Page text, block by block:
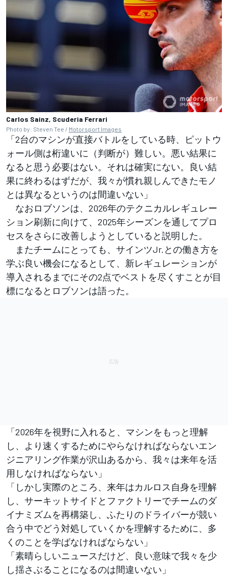
Carlos Sainz, Scuderia Ferrari
Photo by: Steven Tee / Motorsport Images
「2台のマシンが直接バトルをしている時、ピットウ
ォール側は桁違いに（判断が）難しい。悪い結果に
なると思う必要はない。それは確実にない。良い結
果に終わるはずだが、我々が慣れ親しんできたモノ
とは異なるというのは間違いない」
なおロブソンは、2026年のテクニカルレギュレー
ション刷新に向けて、2025年シーズンを通してプロ
セスをさらに改善しようとしていると説明した。
またチームにとっても、サインツJr.との働き方を
学ぶ良い機会になるとして、新レギュレーションが
導入されるまでにその2点でベストを尽くすことが目
標になるとロブソンは語った。
「2026年を視野に入れると、マシンをもっと理解
し、より速くするためにやらなければならないエン
ジニアリング作業が沢山あるから、我々は来年を活
用しなければならない」
「しかし実際のところ、来年はカルロス自身を理解
し、サーキットサイドとファクトリーでチームのダ
イナミズムを再構築し、ふたりのドライバーが競い
合う中でどう対処していくかを理解するために、多
くのことを学ばなければならない」
「素晴らしいニュースだけど、良い意味で我々を少
し揺さぶることになるのは間違いない」